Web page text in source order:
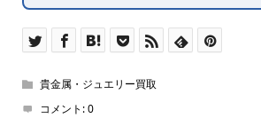
貴金属・ジュエリー買取
コメント:0